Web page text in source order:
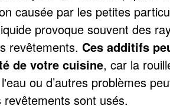
causée par les petites
provoque souvent des
revêtements. Ces additifs
de votre cuisine, car la
ou d’autres problèmes
sont usés.